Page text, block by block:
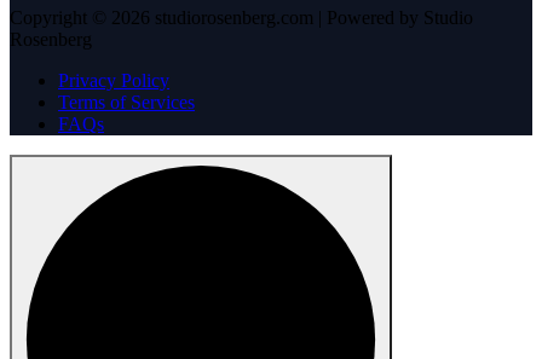
Copyright © 2026 studiorosenberg.com | Powered by Studio
Rosenberg
Privacy Policy
Terms of Services
FAQs